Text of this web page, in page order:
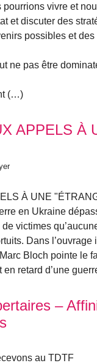
pourrions vivre et
et discuter des
possibles et
ne pas être
(…)
APPELS À
À UNE
en Ukraine
de victimes
Dans l’ouvrage
Bloch pointe le
en retard d’une
–
au TDTF